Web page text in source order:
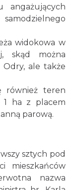
angażujących
widokowa w
skąd można
Odry, ale także
również teren
1 ha z placem
parową.
sztych pod
mieszkańców
nazwa